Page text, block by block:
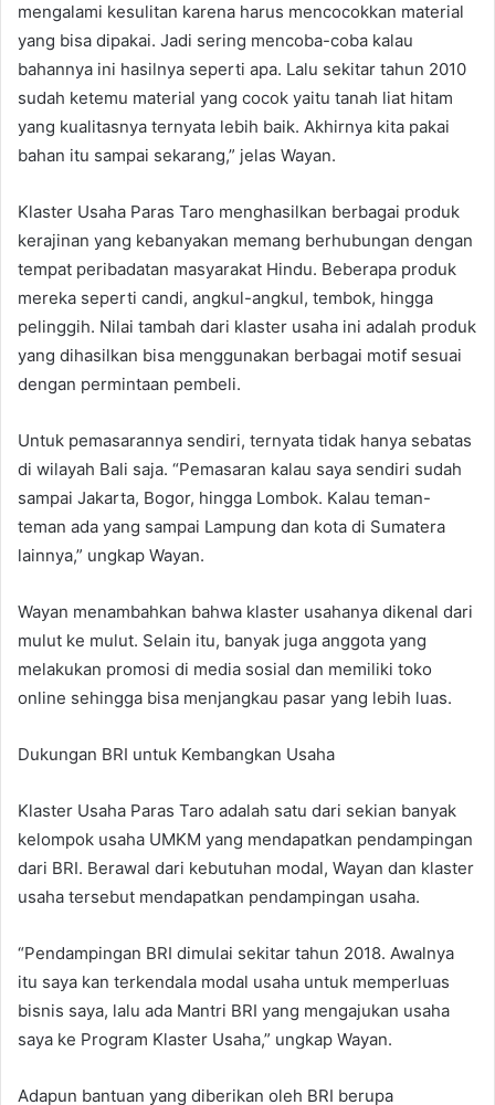
mengalami kesulitan karena harus mencocokkan material
yang bisa dipakai. Jadi sering mencoba-coba kalau
bahannya ini hasilnya seperti apa. Lalu sekitar tahun 2010
sudah ketemu material yang cocok yaitu tanah liat hitam
yang kualitasnya ternyata lebih baik. Akhirnya kita pakai
bahan itu sampai sekarang,” jelas Wayan.
Klaster Usaha Paras Taro menghasilkan berbagai produk
kerajinan yang kebanyakan memang berhubungan dengan
tempat peribadatan masyarakat Hindu. Beberapa produk
mereka seperti candi, angkul-angkul, tembok, hingga
pelinggih. Nilai tambah dari klaster usaha ini adalah produk
yang dihasilkan bisa menggunakan berbagai motif sesuai
dengan permintaan pembeli.
Untuk pemasarannya sendiri, ternyata tidak hanya sebatas
di wilayah Bali saja. “Pemasaran kalau saya sendiri sudah
sampai Jakarta, Bogor, hingga Lombok. Kalau teman-
teman ada yang sampai Lampung dan kota di Sumatera
lainnya,” ungkap Wayan.
Wayan menambahkan bahwa klaster usahanya dikenal dari
mulut ke mulut. Selain itu, banyak juga anggota yang
melakukan promosi di media sosial dan memiliki toko
online sehingga bisa menjangkau pasar yang lebih luas.
Dukungan BRI untuk Kembangkan Usaha
Klaster Usaha Paras Taro adalah satu dari sekian banyak
kelompok usaha UMKM yang mendapatkan pendampingan
dari BRI. Berawal dari kebutuhan modal, Wayan dan klaster
usaha tersebut mendapatkan pendampingan usaha.
“Pendampingan BRI dimulai sekitar tahun 2018. Awalnya
itu saya kan terkendala modal usaha untuk memperluas
bisnis saya, lalu ada Mantri BRI yang mengajukan usaha
saya ke Program Klaster Usaha,” ungkap Wayan.
Adapun bantuan yang diberikan oleh BRI berupa